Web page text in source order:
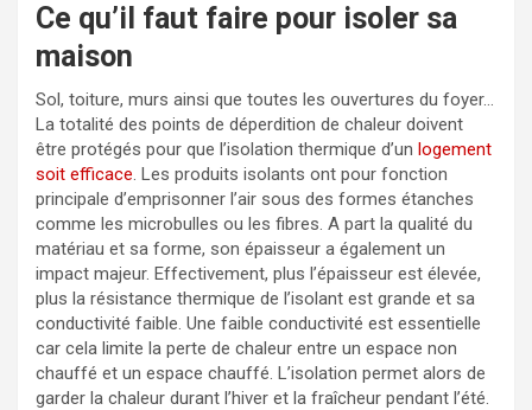
Ce qu’il faut faire pour isoler sa
maison
Sol, toiture, murs ainsi que toutes les ouvertures du foyer…
La totalité des points de déperdition de chaleur doivent
être protégés pour que l’isolation thermique d’un logement
soit efficace. Les produits isolants ont pour fonction
principale d’emprisonner l’air sous des formes étanches
comme les microbulles ou les fibres. A part la qualité du
matériau et sa forme, son épaisseur a également un
impact majeur. Effectivement, plus l’épaisseur est élevée,
plus la résistance thermique de l’isolant est grande et sa
conductivité faible. Une faible conductivité est essentielle
car cela limite la perte de chaleur entre un espace non
chauffé et un espace chauffé. L’isolation permet alors de
garder la chaleur durant l’hiver et la fraîcheur pendant l’été.